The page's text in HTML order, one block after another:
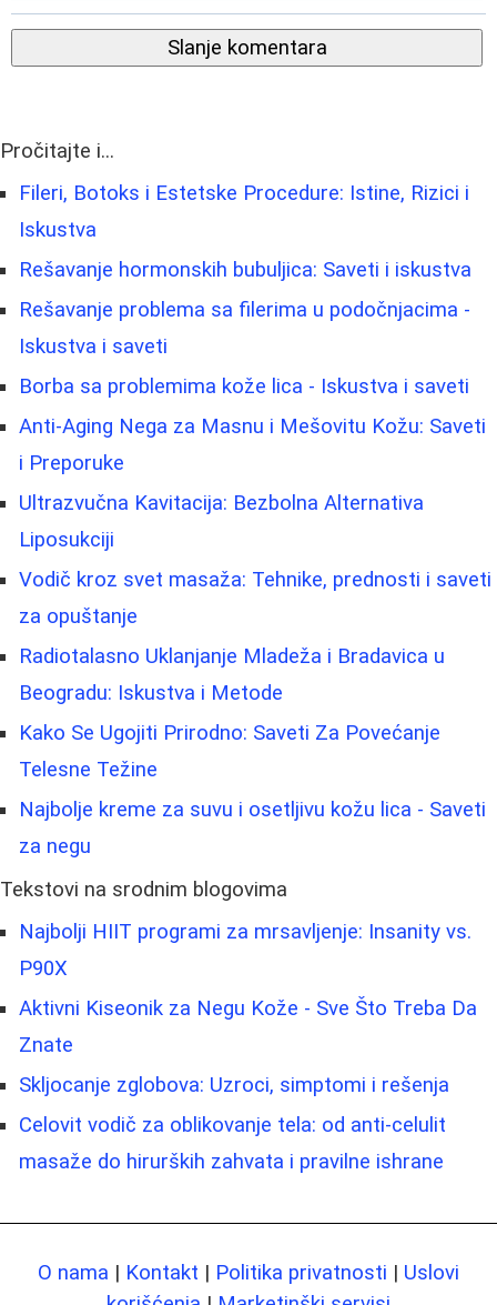
Slanje komentara
Pročitajte i...
Fileri, Botoks i Estetske Procedure: Istine, Rizici i
Iskustva
Rešavanje hormonskih bubuljica: Saveti i iskustva
Rešavanje problema sa filerima u podočnjacima -
Iskustva i saveti
Borba sa problemima kože lica - Iskustva i saveti
Anti-Aging Nega za Masnu i Mešovitu Kožu: Saveti
i Preporuke
Ultrazvučna Kavitacija: Bezbolna Alternativa
Liposukciji
Vodič kroz svet masaža: Tehnike, prednosti i saveti
za opuštanje
Radiotalasno Uklanjanje Mladeža i Bradavica u
Beogradu: Iskustva i Metode
Kako Se Ugojiti Prirodno: Saveti Za Povećanje
Telesne Težine
Najbolje kreme za suvu i osetljivu kožu lica - Saveti
za negu
Tekstovi na srodnim blogovima
Najbolji HIIT programi za mrsavljenje: Insanity vs.
P90X
Aktivni Kiseonik za Negu Kože - Sve Što Treba Da
Znate
Skljocanje zglobova: Uzroci, simptomi i rešenja
Celovit vodič za oblikovanje tela: od anti-celulit
masaže do hirurških zahvata i pravilne ishrane
O nama | Kontakt | Politika privatnosti | Uslovi